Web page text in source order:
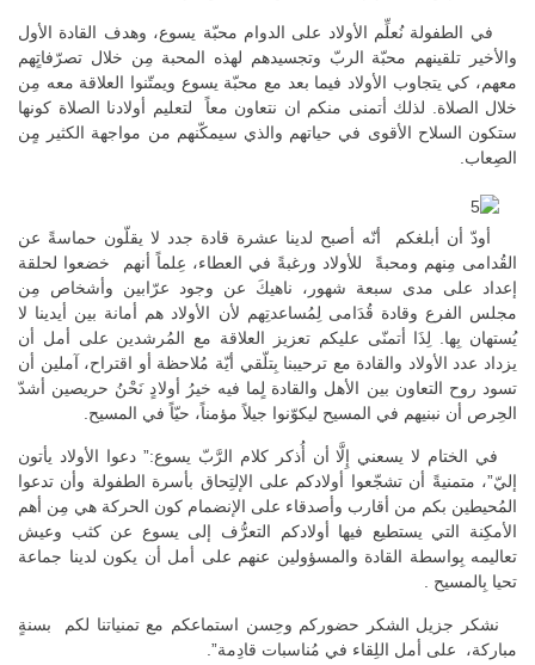
في الطفولة نُعلِّم الأولاد على الدوام محبّة يسوع، وهدف القادة الأول
والأخير تلقينهم محبّة الربّ وتجسيدهم لهذه المحبة مِن خلال تصرّفاتٍهم
معهم، كي يتجاوب الأولاد فيما بعد مع محبّة يسوع ويمتّنوا العلاقة معه مِن
خلال الصلاة. لذلك أتمنى منكم ان نتعاون معاً لتعليم أولادنا الصلاة كونها
ستكون السلاح الأقوى في حياتهم والذي سيمكّنهم من مواجهة الكثير مٍن
الصِعاب.
أودّ أن أبلغكم أنّه أصبح لدينا عشرة قادة جدد لا يقلّون حماسةً عن
القُدامى مِنهم ومحبةً للأولاد ورغبةً في العطاء، عِلماً أنهم خضعوا لحلقة
إعداد على مدى سبعة شهور، ناهيكَ عن وجود عرّابين وأشخاص مِن
مجلس الفرع وقادة قُدَامى لِمُساعدتِهم لأن الأولاد هم أمانة بين أيدينا لا
يُستهان بِها. لِذَا أتمنّى عليكم تعزيز العلاقة مع المُرشدين على أمل أن
يزداد عدد الأولاد والقادة مع ترحيبنا بِتلّقي أيّة مُلاحظة أو اقتراح، آملين أن
تسود روح التعاون بين الأهل والقادة لٍما فيه خيرُ أولادٍ نَحْنُ حريصين أشدّ
الحِرص أن نبنيهم في المسيح ليكوّنوا جيلاً مؤمناً، حيّاً في المسيح.
في الختام لا يسعني إِلَّا أن أُذكر كلام الرَّبّ يسوع:” دعوا الأولاد يأتون
إليّ”، متمنيةً أن تشجّعوا أولادكم على الإلتِحاق بأسرة الطفولة وأن تدعوا
المُحيطين بكم من أقارب وأصدقاء على الإنضمام كون الحركة هي مِن أهم
الأمكِنة التي يستطيع فيها أولادكم التعرُّف إلى يسوع عن كثب وعيش
تعاليمه بِواسطة القادة والمسؤولين عنهم على أمل أن يكون لدينا جماعة
تحيا بِالمسيح .
نشكر جزيل الشكر حضوركم وحِسن استماعكم مع تمنياتنا لكم بسنةٍ
مباركة، على أمل اللِقاء في مُناسبات قادِمة”.